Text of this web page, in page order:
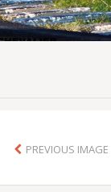
PREVIOUS IMAGE